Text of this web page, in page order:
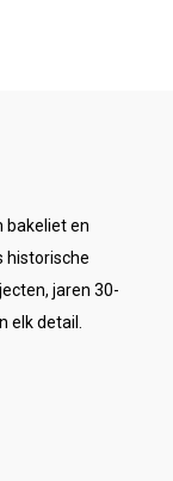
bakeliet en
historische
jaren 30-
detail.